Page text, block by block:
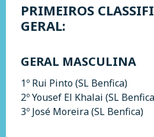
PRIMEIROS
GERAL:
GERAL MASCULINA
1º Rui Pinto (SL Benfica)
2º Yousef El Khalai (SL
3º José Moreira (SL Benfica)